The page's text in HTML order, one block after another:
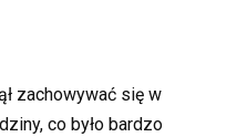
zachowywać się w
co było bardzo